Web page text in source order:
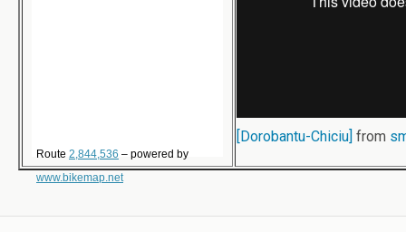
Route 2,844,536 – powered by
www.bikemap.net
[Dorobantu-Chiciu] from